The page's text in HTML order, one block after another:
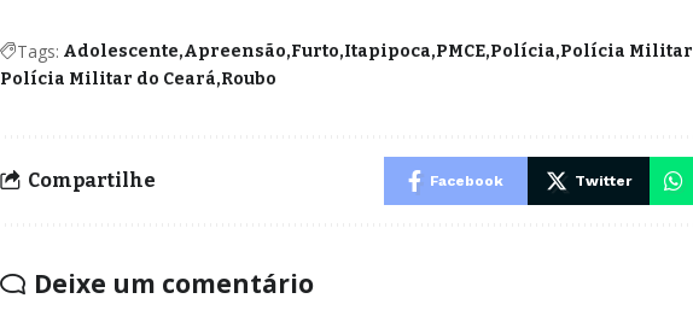
Tags: Adolescente Apreensão Furto Itapipoca PMCE Polícia Polícia Militar
Polícia Militar do Ceará Roubo
Compartilhe Facebook Twitter
Deixe um comentário